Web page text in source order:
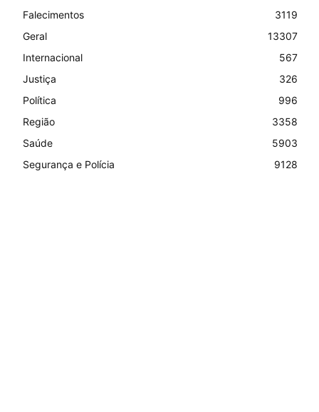
Falecimentos
3119
Geral
13307
Internacional
567
Justiça
326
Política
996
Região
3358
Saúde
5903
Segurança e Polícia
9128